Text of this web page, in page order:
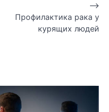
Профилактика рака у
курящих людей
⟶